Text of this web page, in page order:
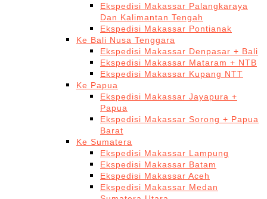
Ekspedisi Makassar Palangkaraya
Dan Kalimantan Tengah
Ekspedisi Makassar Pontianak
Ke Bali Nusa Tenggara
Ekspedisi Makassar Denpasar + Bali
Ekspedisi Makassar Mataram + NTB
Ekspedisi Makassar Kupang NTT
Ke Papua
Ekspedisi Makassar Jayapura +
Papua
Ekspedisi Makassar Sorong + Papua
Barat
Ke Sumatera
Ekspedisi Makassar Lampung
Ekspedisi Makassar Batam
Ekspedisi Makassar Aceh
Ekspedisi Makassar Medan